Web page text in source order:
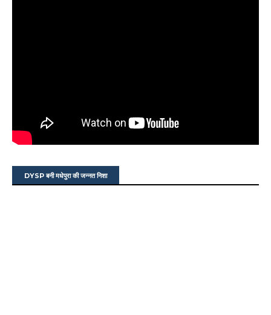
DYSP बनी मधेपुरा की जन्नत निशा